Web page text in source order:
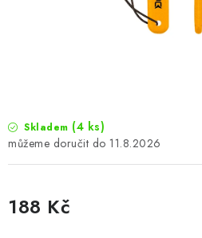
Péče o rybu
Lov s lodí
Skladem (4 ks)
11.8.2026
188 Kč